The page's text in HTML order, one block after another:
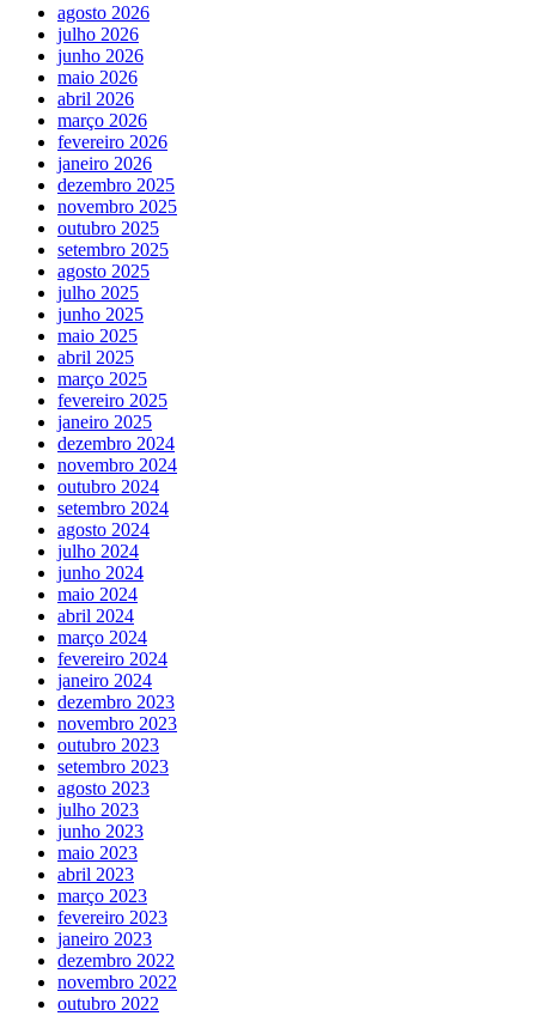
agosto 2026
julho 2026
junho 2026
maio 2026
abril 2026
março 2026
fevereiro 2026
janeiro 2026
dezembro 2025
novembro 2025
outubro 2025
setembro 2025
agosto 2025
julho 2025
junho 2025
maio 2025
abril 2025
março 2025
fevereiro 2025
janeiro 2025
dezembro 2024
novembro 2024
outubro 2024
setembro 2024
agosto 2024
julho 2024
junho 2024
maio 2024
abril 2024
março 2024
fevereiro 2024
janeiro 2024
dezembro 2023
novembro 2023
outubro 2023
setembro 2023
agosto 2023
julho 2023
junho 2023
maio 2023
abril 2023
março 2023
fevereiro 2023
janeiro 2023
dezembro 2022
novembro 2022
outubro 2022